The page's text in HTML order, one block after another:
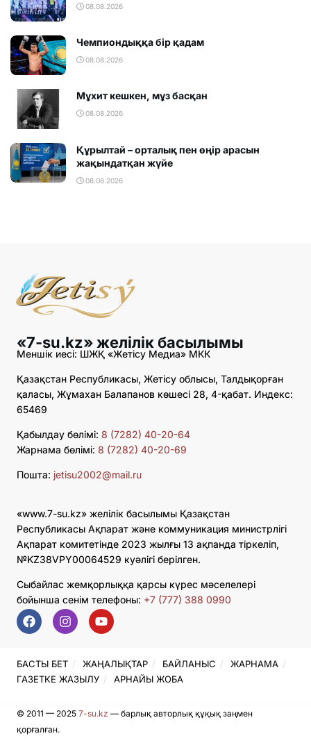
08.08.2026
Чемпиондыққа бір қадам
08.08.2026
Мұхит кешкен, мұз басқан
08.08.2026
Құрылтай – орталық пен өңір арасын
жақындатқан жүйе
08.08.2026
«7-su.kz» желілік басылымы
Меншік иесі: ШЖҚ «Жетісу Медиа» МКК
Қазақстан Республикасы, Жетісу облысы, Талдықорған
қаласы, Жұмахан Балапанов көшесі 28, 4-қабат. Индекс:
65469
Қабылдау бөлімі: 8 (7282) 40-20-64
Жарнама бөлімі: 8 (7282) 40-20-69
Пошта: jetisu2002@mail.ru
«www.7-su.kz» желілік басылымы Қазақстан
Республикасы Ақпарат және коммуникация министрлігі
Ақпарат комитетінде 2023 жылғы 13 ақпанда тіркеліп,
№KZ38VPY00064529 куәлігі берілген.
Сыбайлас жемқорлыққа қарсы күрес мәселелері
бойынша сенім телефоны: +7 (777) 388 0990
БАСТЫ БЕТ ЖАҢАЛЫҚТАР БАЙЛАНЫС
ЖАРНАМА
ГАЗЕТКЕ ЖАЗЫЛУ
АРНАЙЫ ЖОБА
© 2011 — 2025 7-su.kz — барлық авторлық құқық заңмен
қорғалған.